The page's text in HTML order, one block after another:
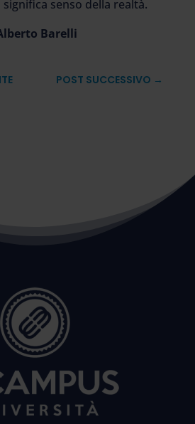
senso della realtà.
Barelli
POST SUCCESSIVO →